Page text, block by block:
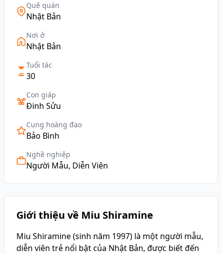
Quê quán
Nhật Bản
Nơi ở
Nhật Bản
Tuổi tác
30
Con giáp
Đinh Sửu
Cung hoàng đạo
Bảo Bình
Nghề nghiệp
Người Mẫu, Diễn Viên
Giới thiệu về Miu Shiramine
Miu Shiramine (sinh năm 1997) là một người mẫu,
diễn viên trẻ nổi bật của Nhật Bản, được biết đến